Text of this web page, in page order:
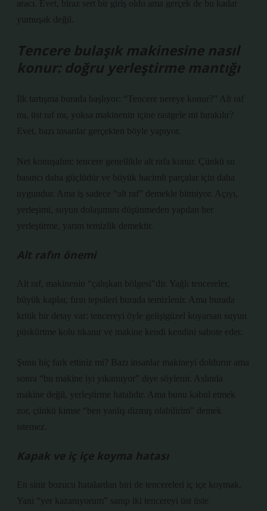
aracı. Evet, biraz sert bir giriş oldu ama gerçek de bu kadar
yumuşak değil.
Tencere bulaşık makinesine nasıl
konur: doğru yerleştirme mantığı
İlk tartışma burada başlıyor: “Tencere nereye konur?” Alt raf
mı, üst raf mı, yoksa makinenin içine rastgele mi bırakılır?
Evet, bazı insanlar gerçekten böyle yapıyor.
Net konuşalım: tencere genellikle alt rafa konur. Çünkü su
basıncı daha güçlüdür ve büyük hacimli parçalar için daha
uygundur. Ama iş sadece “alt raf” demekle bitmiyor. Açıyı,
yerleşimi, suyun dolaşımını düşünmeden yapılan her
yerleştirme, yarım temizlik demektir.
Alt rafın önemi
Alt raf, makinenin “çalışkan bölgesi”dir. Yağlı tencereler,
büyük kaplar, fırın tepsileri burada temizlenir. Ama burada
kritik bir detay var: tencereyi öyle gelişigüzel koyarsan suyun
püskürtme kolu tıkanır ve makine kendi kendini sabote eder.
Şunu hiç fark ettiniz mi? Bazı insanlar makineyi doldurur ama
sonra “bu makine iyi yıkamıyor” diye söylenir. Aslında
makine değil, yerleştirme hatalıdır. Ama bunu kabul etmek
zor, çünkü kimse “ben yanlış dizmiş olabilirim” demek
istemez.
Kapak ve iç içe koyma hatası
En sinir bozucu hatalardan biri de tencereleri iç içe koymak.
Yani “yer kazanıyorum” sanıp iki tencereyi üst üste